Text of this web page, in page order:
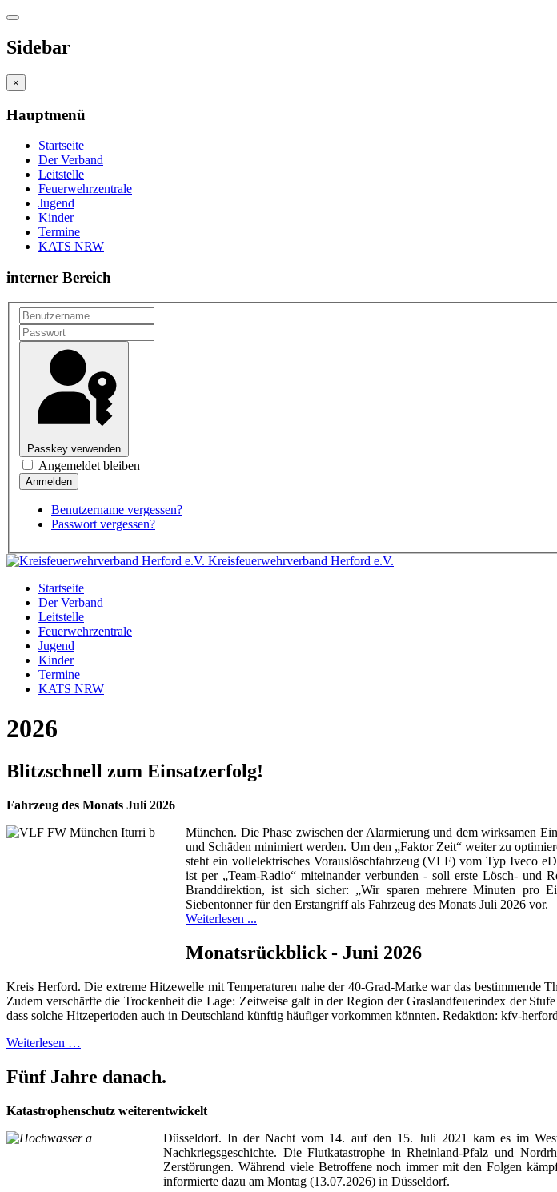
Sidebar
×
Hauptmenü
Startseite
Der Verband
Leitstelle
Feuerwehrzentrale
Jugend
Kinder
Termine
KATS NRW
interner Bereich
Passkey verwenden
Angemeldet bleiben
Benutzername vergessen?
Passwort vergessen?
Kreisfeuerwehrverband Herford e.V.
Startseite
Der Verband
Leitstelle
Feuerwehrzentrale
Jugend
Kinder
Termine
KATS NRW
2026
Blitzschnell zum Einsatzerfolg!
Fahrzeug des Monats Juli 2026
München. Die Phase zwischen der Alarmierung und dem wirksamen
und Schäden minimiert werden. Um den „Faktor Zeit“ weiter zu
steht ein vollelektrisches Vorauslöschfahrzeug (VLF) vom Typ Iveco
ist per „Team-Radio“ miteinander verbunden - soll erste Lösch- und
Branddirektion, ist sich sicher: „Wir sparen mehrere Minuten pro
Siebentonner für den Erstangriff als Fahrzeug des Monats Juli 2026 vor.
Weiterlesen ...
Monatsrückblick - Juni 2026
Kreis Herford. Die extreme Hitzewelle mit Temperaturen nahe der 40-Grad-Marke war das bestimmende
Zudem verschärfte die Trockenheit die Lage: Zeitweise galt in der Region der Graslandfeuerindex der
dass solche Hitzeperioden auch in Deutschland künftig häufiger vorkommen könnten. Redaktion: kfv-
Weiterlesen …
Fünf Jahre danach.
Katastrophenschutz weiterentwickelt
Düsseldorf. In der Nacht vom 14. auf den 15. Juli 2021 kam es im
Nachkriegsgeschichte. Die Flutkatastrophe in Rheinland-Pfalz und
Zerstörungen. Während viele Betroffene noch immer mit den Folgen
informierte dazu am Montag (13.07.2026) in Düsseldorf.